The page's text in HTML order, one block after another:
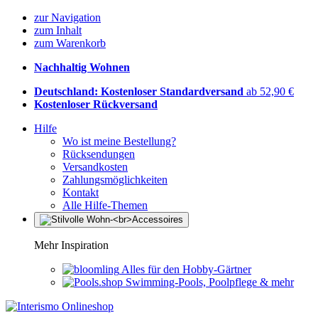
zur Navigation
zum Inhalt
zum Warenkorb
Nachhaltig Wohnen
Deutschland: Kostenloser Standardversand ab 52,90 €
Kostenloser Rückversand
Hilfe
Wo ist meine Bestellung?
Rücksendungen
Versandkosten
Zahlungsmöglichkeiten
Kontakt
Alle Hilfe-Themen
Mehr Inspiration
Alles für den Hobby-Gärtner
Swimming-Pools, Poolpflege & mehr